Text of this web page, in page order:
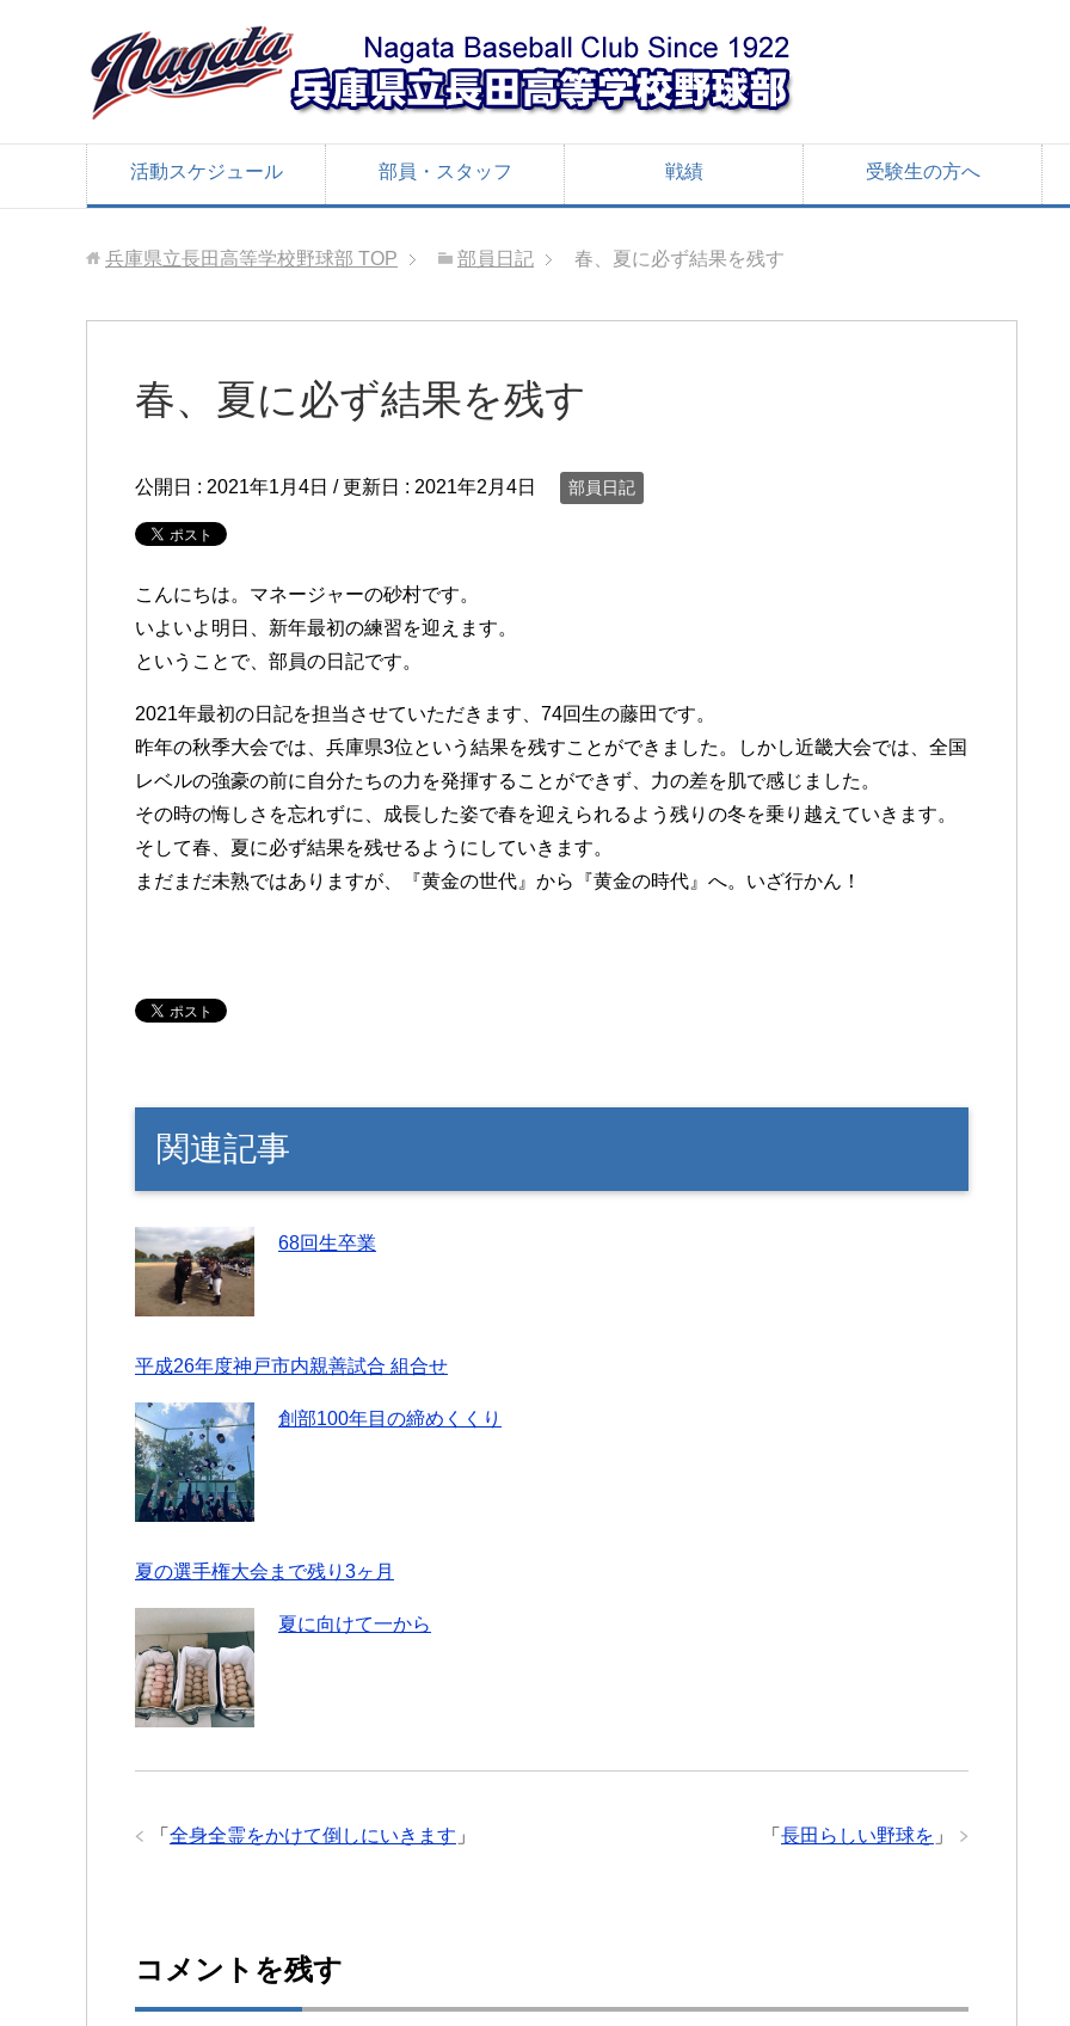
活動スケジュール 部員・スタッフ 戦績 受験生の方へ
兵庫県立長田高等学校野球部 TOP 部員日記 春、夏に必ず結果を残す
春、夏に必ず結果を残す
公開日 : 2021年1月4日 / 更新日 : 2021年2月4日 部員日記
こんにちは。マネージャーの砂村です。
いよいよ明日、新年最初の練習を迎えます。
ということで、部員の日記です。
2021年最初の日記を担当させていただきます、74回生の藤田です。
昨年の秋季大会では、兵庫県3位という結果を残すことができました。しかし近畿大会では、全国
レベルの強豪の前に自分たちの力を発揮することができず、力の差を肌で感じました。
その時の悔しさを忘れずに、成長した姿で春を迎えられるよう残りの冬を乗り越えていきます。
そして春、夏に必ず結果を残せるようにしていきます。
まだまだ未熟ではありますが、『黄金の世代』から『黄金の時代』へ。いざ行かん！
関連記事
68回生卒業
平成26年度神戸市内親善試合 組合せ
創部100年目の締めくくり
夏の選手権大会まで残り3ヶ月
夏に向けて一から
「 長田らしい野球を 」
「 全身全霊をかけて倒しにいきます 」
コメントを残す